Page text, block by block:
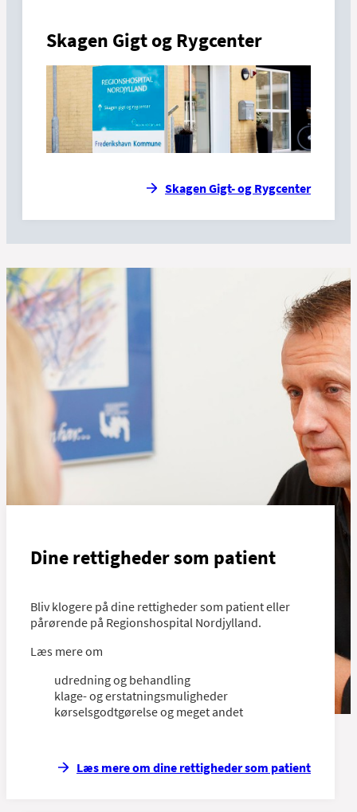
Skagen Gigt og Rygcenter
Skagen Gigt- og Rygcenter
Dine rettigheder som patient
Bliv klogere på dine rettigheder som patient eller
pårørende på Regionshospital Nordjylland.
Læs mere om
udredning og behandling
klage- og erstatningsmuligheder
kørselsgodtgørelse og meget andet
Læs mere om dine rettigheder som patient